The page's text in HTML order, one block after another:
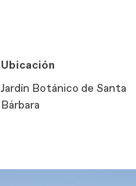
Ubicación
Jardín Botánico de Santa
Bárbara